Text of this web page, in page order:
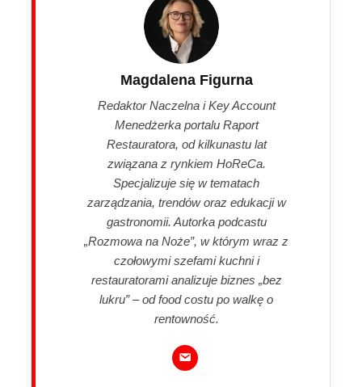
Magdalena Figurna
Redaktor Naczelna i Key Account
Menedżerka portalu Raport
Restauratora, od kilkunastu lat
związana z rynkiem HoReCa.
Specjalizuje się w tematach
zarządzania, trendów oraz edukacji w
gastronomii. Autorka podcastu
„Rozmowa na Noże”, w którym wraz z
czołowymi szefami kuchni i
restauratorami analizuje biznes „bez
lukru” – od food costu po walkę o
rentowność.